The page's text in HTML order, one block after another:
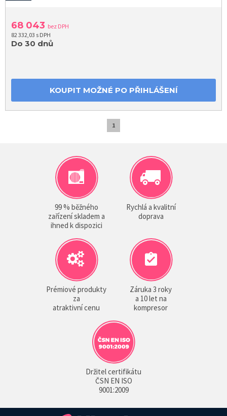
68 043 bez DPH
82 332,03 s DPH
Do 30 dnů
KOUPIT MOŽNÉ PO PŘIHLÁŠENÍ
1
99 % běžného
zařízení skladem a
ihned k dispozici
Rychlá a kvalitní
doprava
Prémiové produkty
za
atraktivní cenu
Záruka 3 roky
a 10 let na
kompresor
Držitel certifikátu
ČSN EN ISO
9001:2009